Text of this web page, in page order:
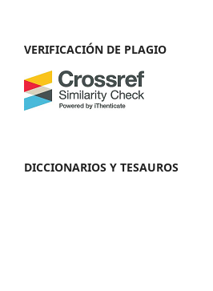
VERIFICACIÓN DE PLAGIO
DICCIONARIOS Y TESAUROS